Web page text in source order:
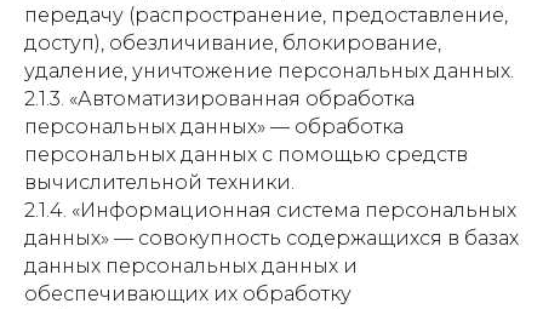
передачу (распространение, предоставление,
доступ), обезличивание, блокирование,
удаление, уничтожение персональных данных.
2.1.3. «Автоматизированная обработка
персональных данных» — обработка
персональных данных с помощью средств
вычислительной техники.
2.1.4. «Информационная система персональных
данных» — совокупность содержащихся в базах
данных персональных данных и
обеспечивающих их обработку